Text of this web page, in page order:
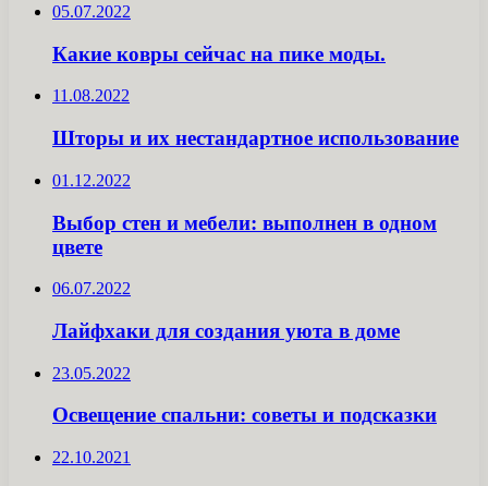
05.07.2022
Какие ковры сейчас на пике моды.
11.08.2022
Шторы и их нестандартное использование
01.12.2022
Выбор стен и мебели: выполнен в одном
цвете
06.07.2022
Лайфхаки для создания уюта в доме
23.05.2022
Освещение спальни: советы и подсказки
22.10.2021